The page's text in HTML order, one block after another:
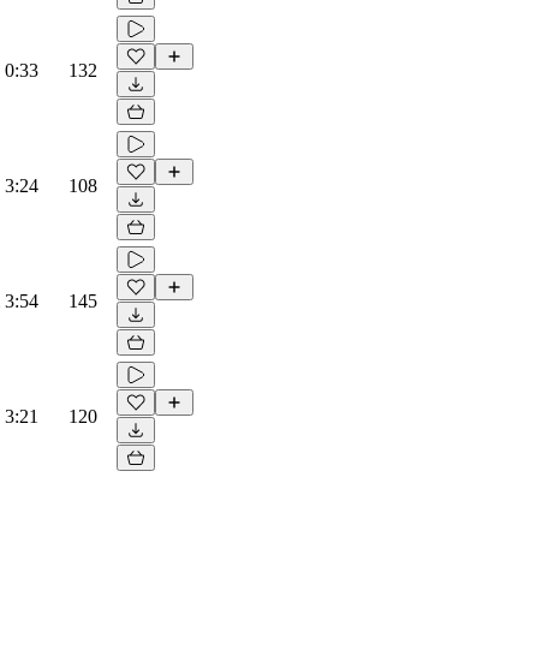
0:33 132
3:24 108
3:54 145
3:21 120